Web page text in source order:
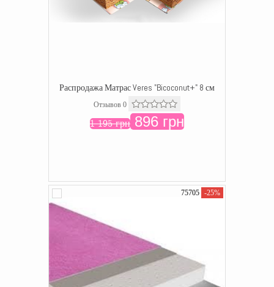
Распродажа Матрас Veres "Bicoconut+" 8 см
Отзывов 0
1 195 грн 896 грн
75705 -25%